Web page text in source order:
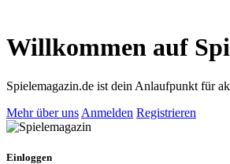
Willkommen auf
Spielemagazin.de ist dein Anlaufpunkt für
Mehr über uns Anmelden Registrieren
Einloggen